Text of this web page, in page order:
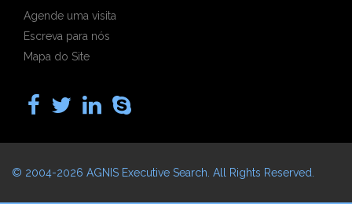
Agende uma visita
Escreva para nós
Mapa do Site
© 2004-2026 AGNIS Executive Search . All Rights Reserved.